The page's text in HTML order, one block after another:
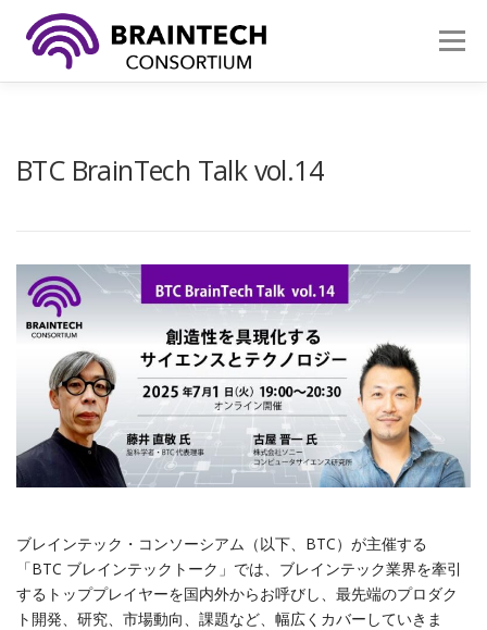
ン
メニュ
BTC BrainTech Talk vol.14
ブレインテック・コンソーシアム（以下、BTC）が主催する
「BTC ブレインテックトーク」では、ブレインテック業界を牽引
するトッププレイヤーを国内外からお呼びし、最先端のプロダク
ト開発、研究、市場動向、課題など、幅広くカバーしていきま